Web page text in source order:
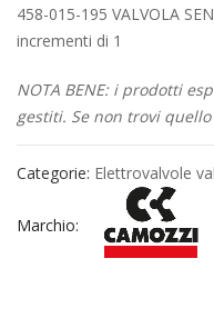
458-015-195 VALVOLA
incrementi di 1
NOTA BENE: i prodotti
gestiti. Se non trovi
Categorie: Elettrovalvole
Marchio: